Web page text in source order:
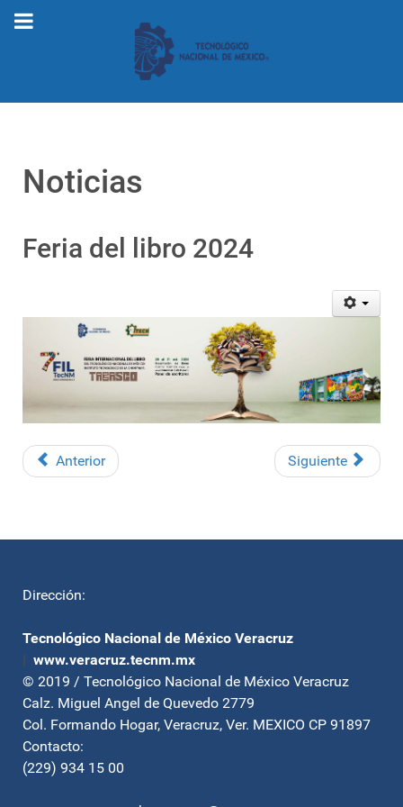
Noticias
Feria del libro 2024
Anterior Siguiente
Dirección:
Tecnológico Nacional de México Veracruz
| www.veracruz.tecnm.mx
© 2019 / Tecnológico Nacional de México Veracruz
Calz. Miguel Angel de Quevedo 2779
Col. Formando Hogar, Veracruz, Ver. MEXICO CP 91897
Contacto:
(229) 934 15 00